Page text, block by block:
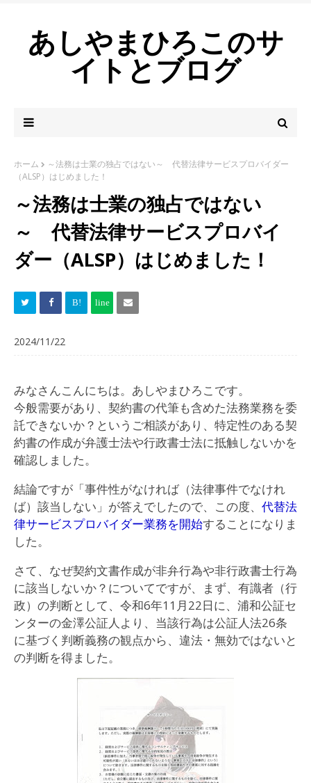
あしやまひろこのサ
イトとブログ
ホーム
～法務は士業の独占ではない～ 代替法律サービスプロバイダー
（ALSP）はじめました！
～法務は士業の独占ではない
～ 代替法律サービスプロバイ
ダー（ALSP）はじめました！
2024/11/22
みなさんこんにちは。あしやまひろこです。
今般需要があり、契約書の代筆も含めた法務業務を委
託できないか？というご相談があり、特定性のある契
約書の作成が弁護士法や行政書士法に抵触しないかを
確認しました。
結論ですが「事件性がなければ（法律事件でなけれ
ば）該当しない」が答えでしたので、この度、 代替法
律サービスプロバイダー業務を開始することになりま
した。
さて、なぜ契約文書作成が非弁行為や非行政書士行為
に該当しないか？についてですが、まず、有識者（行
政）の判断として、令和6年11月22日に、浦和公証セ
ンターの金澤公証人より、当該行為は公証人法26条
に基づく判断義務の観点から、違法・無効ではないと
の判断を得ました。